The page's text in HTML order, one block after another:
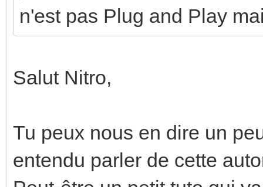
n'est pas Plug and Play
Salut Nitro,
Tu peux nous en dire un
entendu parler de cette